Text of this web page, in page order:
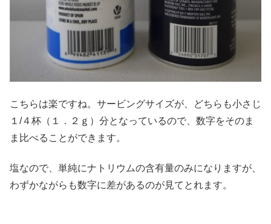
こちらは楽ですね。サービングサイズが、どちらも小さじ
１/４杯（１．２ｇ）分となっているので、数字をそのま
ま比べることができます。
塩なので、単純にナトリウムの含有量のみになりますが、
わずかながらも数字に差があるのが見てとれます。